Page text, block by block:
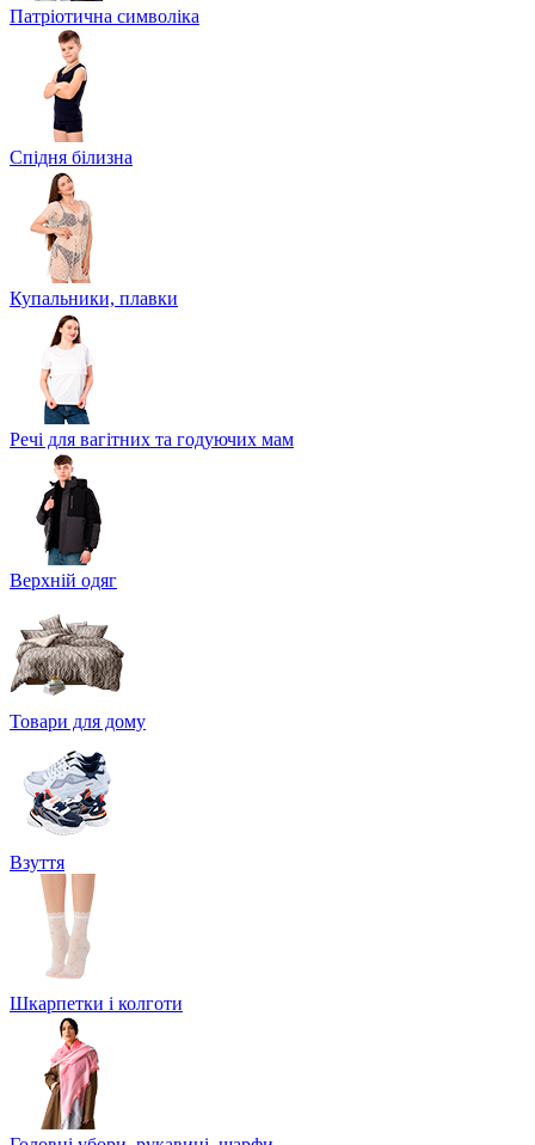
Патріотична символіка
Спідня білизна
Купальники, плавки
Речі для вагітних та годуючих мам
Верхній одяг
Товари для дому
Взуття
Шкарпетки і колготи